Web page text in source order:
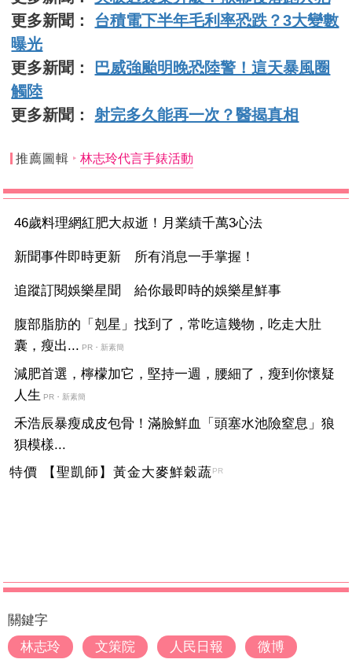
更多新聞： 台積電下半年毛利率恐跌？3大變數
曝光
更多新聞：
巴威強颱明晚恐陸警！這天暴風圈
觸陸
更多新聞： 射完多久能再一次？醫揭真相
推薦圖輯 林志玲代言手錶活動
46歲料理網紅肥大叔逝！月業績千萬3心法
新聞事件即時更新 所有消息一手掌握！
追蹤訂閱娛樂星聞 給你最即時的娛樂星鮮事
腹部脂肪的「剋星」找到了，常吃這幾物，吃走大肚
囊，瘦出... PR・新素簡
減肥首選，檸檬加它，堅持一週，腰細了，瘦到你懷疑
人生 PR・新素簡
禾浩辰暴瘦成皮包骨！滿臉鮮血「頭塞水池險窒息」狼
狽模樣...
特價 【聖凱師】黃金大麥鮮穀蔬PR
關鍵字
林志玲
文策院 人民日報 微博